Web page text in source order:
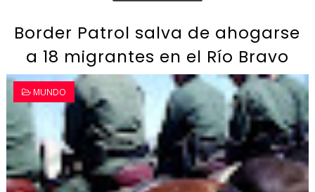
Border Patrol salva de ahogarse
a 18 migrantes en el Río Bravo
MUNDO